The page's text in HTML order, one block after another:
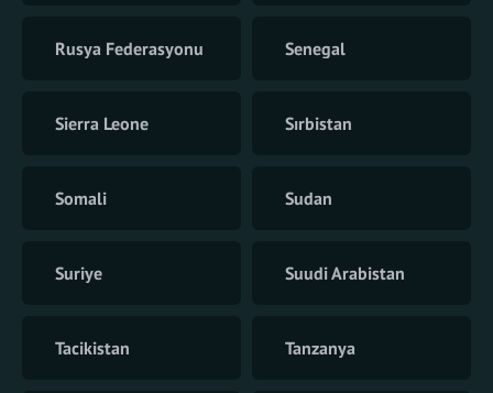
Rusya Federasyonu Senegal
Sierra Leone Sırbistan
Somali Sudan
Suriye Suudi Arabistan
Tacikistan Tanzanya